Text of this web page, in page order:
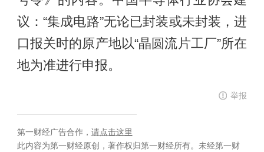
议：“集成电路”无论已封装或未封装，进
口报关时的原产地以“晶圆流片工厂”所在
地为准进行申报。
举报
第一财经广告合作， 请点击这里
此内容为第一财经原创，著作权归第一财经所有。未经第一财